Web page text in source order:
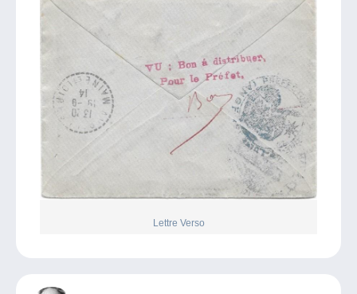
Lettre Verso